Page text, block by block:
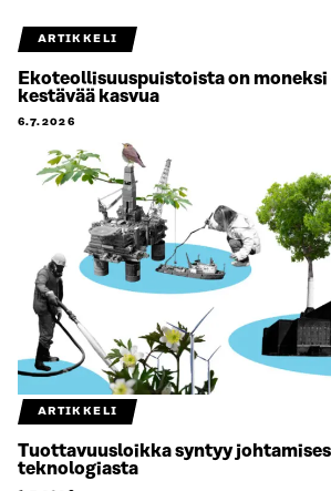
ARTIKKELI
Ekoteollisuuspuistoista on
kestävää kasvua
6.7.2026
ARTIKKELI
Tuottavuusloikka syntyy
teknologiasta